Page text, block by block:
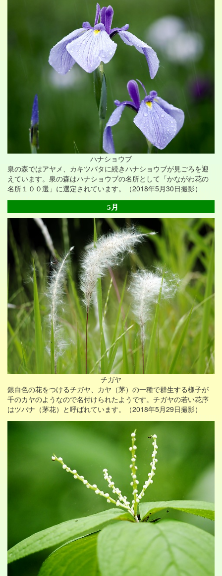
ハナショウブ
泉の森ではアヤメ、カキツバタに続きハナショウブが見ごろを迎
えています。泉の森はハナショウブの名所として「かながわ花の
名所１００選」に選定されています。（2018年5月30日撮影）
5月
チガヤ
銀白色の花をつけるチガヤ、カヤ（茅）の一種で群生する様子が
千のカヤのようなので名付けられたようです。チガヤの若い花序
はツバナ（茅花）と呼ばれています。（2018年5月29日撮影）